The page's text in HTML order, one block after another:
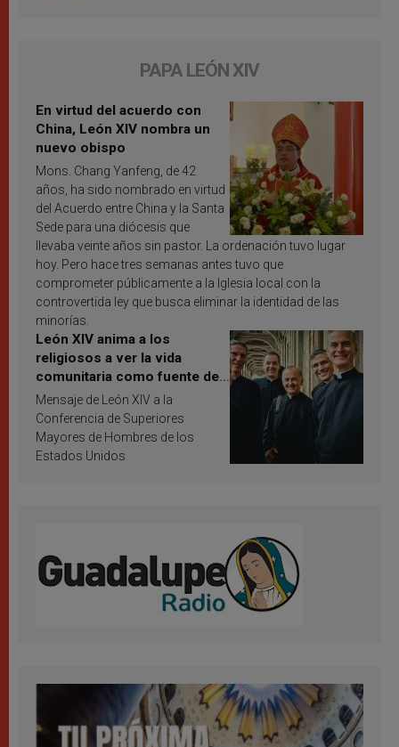
PAPA LEÓN XIV
En virtud del acuerdo con
China, León XIV nombra un
nuevo obispo
Mons. Chang Yanfeng, de 42
años, ha sido nombrado en virtud
del Acuerdo entre China y la Santa
Sede para una diócesis que
llevaba veinte años sin pastor. La ordenación tuvo lugar
hoy. Pero hace tres semanas antes tuvo que
comprometer públicamente a la Iglesia local con la
controvertida ley que busca eliminar la identidad de las
minorías.
León XIV anima a los
religiosos a ver la vida
comunitaria como fuente de
inspiración y santificación
Mensaje de León XIV a la
Conferencia de Superiores
Mayores de Hombres de los
Estados Unidos